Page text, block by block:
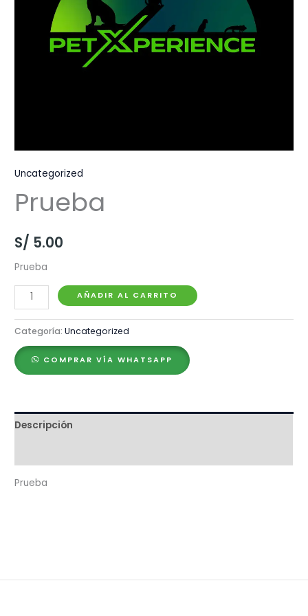
Uncategorized
Prueba
S/ 5.00
Prueba
Prueba
cantidad
AÑADIR AL CARRITO
Categoría:Uncategorized
COMPRAR VÍA WHATSAPP
Descripción
Prueba